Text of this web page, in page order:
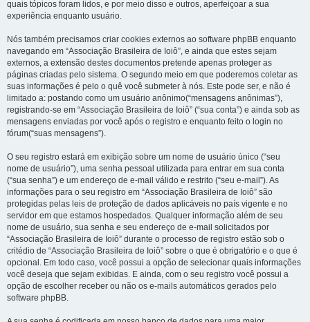
quais tópicos foram lidos, e por meio disso e outros, aperfeiçoar a sua
experiência enquanto usuário.
Nós também precisamos criar cookies externos ao software phpBB enquanto
navegando em “Associação Brasileira de Ioiô”, e ainda que estes sejam
externos, a extensão destes documentos pretende apenas proteger as
páginas criadas pelo sistema. O segundo meio em que poderemos coletar as
suas informações é pelo o quê você submeter à nós. Este pode ser, e não é
limitado a: postando como um usuário anônimo(“mensagens anônimas”),
registrando-se em “Associação Brasileira de Ioiô” (“sua conta”) e ainda sob as
mensagens enviadas por você após o registro e enquanto feito o login no
fórum(“suas mensagens”).
O seu registro estará em exibição sobre um nome de usuário único (“seu
nome de usuário”), uma senha pessoal utilizada para entrar em sua conta
(“sua senha”) e um endereço de e-mail válido e restrito (“seu e-mail”). As
informações para o seu registro em “Associação Brasileira de Ioiô” são
protegidas pelas leis de proteção de dados aplicáveis no país vigente e no
servidor em que estamos hospedados. Qualquer informação além de seu
nome de usuário, sua senha e seu endereço de e-mail solicitados por
“Associação Brasileira de Ioiô” durante o processo de registro estão sob o
critédio de “Associação Brasileira de Ioiô” sobre o que é obrigatório e o que é
opcional. Em todo caso, você possui a opção de selecionar quais informações
você deseja que sejam exibidas. E ainda, com o seu registro você possui a
opção de escolher receber ou não os e-mails automáticos gerados pelo
software phpBB.